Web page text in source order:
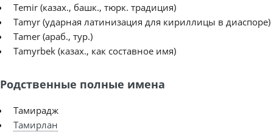
Temir (казах., башк., тюрк. традиция)
Tamyr (ударная латинизация для кириллицы в диаспоре)
Tamer (араб., тур.)
Tamyrbek (казах., как составное имя)
Родственные полные имена
Тамирадж
Тамирлан